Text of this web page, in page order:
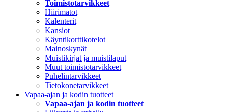
Toimistotarvikkeet
Hiirimatot
Kalenterit
Kansiot
Käyntikorttikotelot
Mainoskynät
Muistikirjat ja muistilaput
Muut toimistotarvikkeet
Puhelintarvikkeet
Tietokonetarvikkeet
Vapaa-ajan ja kodin tuotteet
Vapaa-ajan ja kodin tuotteet